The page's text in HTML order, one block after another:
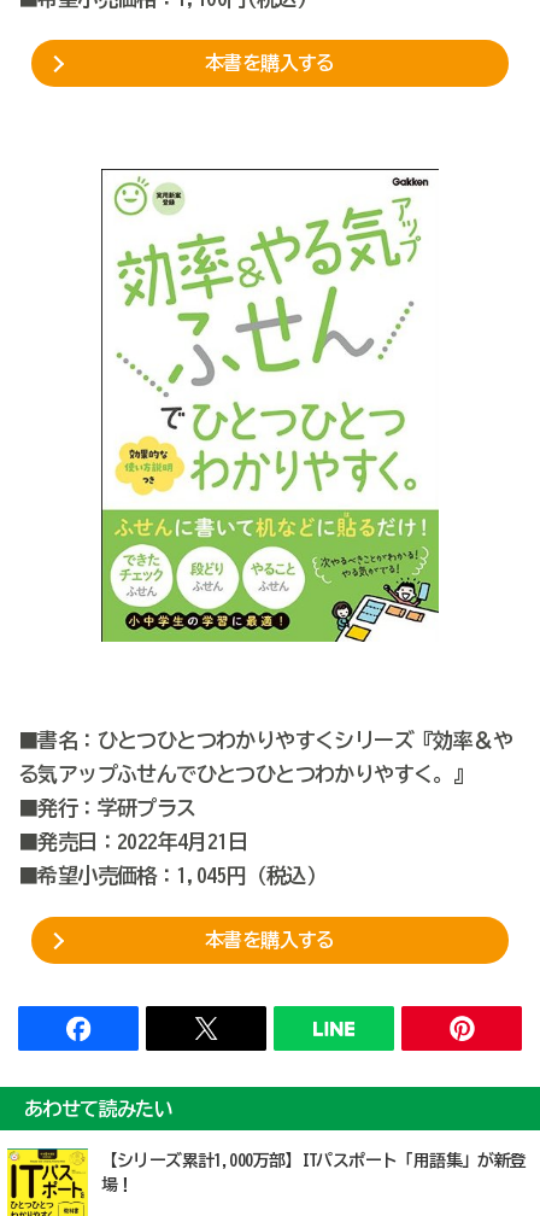
本書を購入する
■書名：ひとつひとつわかりやすくシリーズ『効率＆や
る気アップふせんでひとつひとつわかりやすく。』
■発行：学研プラス
■発売日：2022年4月21日
■希望小売価格：1,045円（税込）
本書を購入する
あわせて読みたい
【シリーズ累計1,000万部】ITパスポート「用語集」が新登
場！